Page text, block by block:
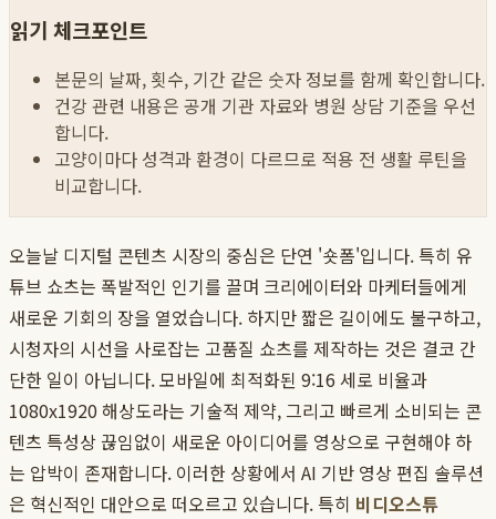
읽기 체크포인트
본문의 날짜, 횟수, 기간 같은 숫자 정보를 함께 확인합니다.
건강 관련 내용은 공개 기관 자료와 병원 상담 기준을 우선
합니다.
고양이마다 성격과 환경이 다르므로 적용 전 생활 루틴을
비교합니다.
오늘날 디지털 콘텐츠 시장의 중심은 단연 '숏폼'입니다. 특히 유
튜브 쇼츠는 폭발적인 인기를 끌며 크리에이터와 마케터들에게
새로운 기회의 장을 열었습니다. 하지만 짧은 길이에도 불구하고,
시청자의 시선을 사로잡는 고품질 쇼츠를 제작하는 것은 결코 간
단한 일이 아닙니다. 모바일에 최적화된 9:16 세로 비율과
1080x1920 해상도라는 기술적 제약, 그리고 빠르게 소비되는 콘
텐츠 특성상 끊임없이 새로운 아이디어를 영상으로 구현해야 하
는 압박이 존재합니다. 이러한 상황에서 AI 기반 영상 편집 솔루션
은 혁신적인 대안으로 떠오르고 있습니다. 특히 비디오스튜